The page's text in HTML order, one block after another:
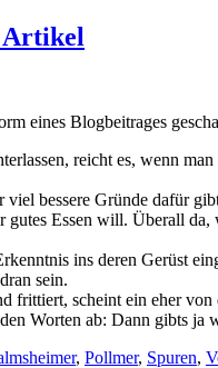
Artikel
eines Blogbeitrages
reicht es, wenn
viel bessere Gründe dafür
gutes Essen will. Überall
ins deren Gerüst
sein.
scheint ein eher von
Worten ab: Dann gibts ja
, Pollmer, Spuren,